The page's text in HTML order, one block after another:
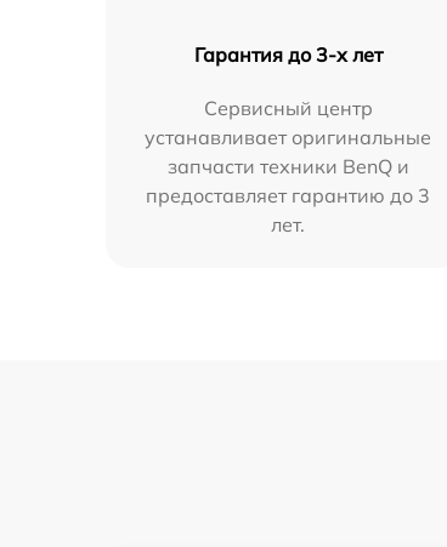
Гарантия до 3-х лет
Сервисный центр
устанавливает оригинальные
запчасти техники BenQ и
предоставляет гарантию до 3
лет.